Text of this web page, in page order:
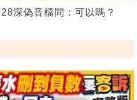
深偽音檔問：可以嗎？